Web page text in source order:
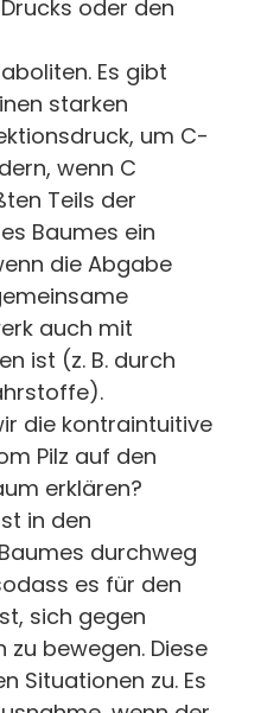
oder den
Es gibt
starken
um C-
wenn C
Teils der
Baumes ein
die Abgabe
auch mit
ist (z. B. durch
die kontraintuitive
Pilz auf den
erklären?
in den
durchweg
es für den
sich gegen
bewegen. Diese
Situationen zu. Es